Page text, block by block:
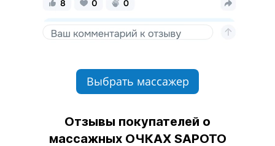
Выбрать массажер
Отзывы покупателей о
массажныхОЧКАХ SAPOTO